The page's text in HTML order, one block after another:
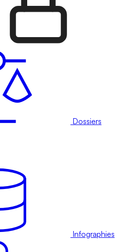
Dossiers
Infographies